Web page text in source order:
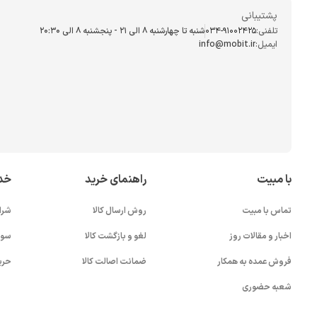
پشتیبانی
تلفنی:034-91002425شنبه تا چهارشنبه ۸ الی ۲۱ - پنجشنبه 8 الی ۲۰:۳۰
ایمیل:info@mobit.ir
با مبیت
تماس با مبیت
اخبار و مقالات روز
فروش عمده به همکار
شعبه حضوری
راهنمای خرید
روش ارسال کالا
لغو و بازگشت کالا
ضمانت اصالت کالا